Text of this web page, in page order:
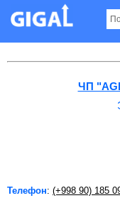
ЧП
Телефон: (+998 90) 185